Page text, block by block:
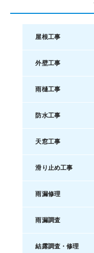
屋根工事
外壁工事
雨樋工事
防水工事
天窓工事
滑り止め工事
雨漏修理
雨漏調査
結露調査・修理